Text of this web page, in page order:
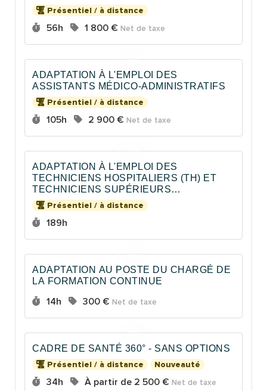
Présentiel / à distance
Durée :
56h Prix :
1 800 € Net de taxe
ADAPTATION À L'EMPLOI DES
ASSISTANTS MÉDICO-ADMINISTRATIFS
Présentiel / à distance
Durée :
105h Prix :
2 900 € Net de taxe
ADAPTATION À L'EMPLOI DES
TECHNICIENS HOSPITALIERS (TH) ET
TECHNICIENS SUPÉRIEURS
HOSPITALIERS (TSH)
Présentiel / à distance
Durée :
189h
ADAPTATION AU POSTE DU CHARGÉ DE
LA FORMATION CONTINUE
Durée :
14h Prix :
300 € Net de taxe
CADRE DE SANTÉ 360° - SANS OPTIONS
Présentiel / à distance
Nouveauté
Durée :
34h Prix :
À partir de 2 500 € Net de taxe